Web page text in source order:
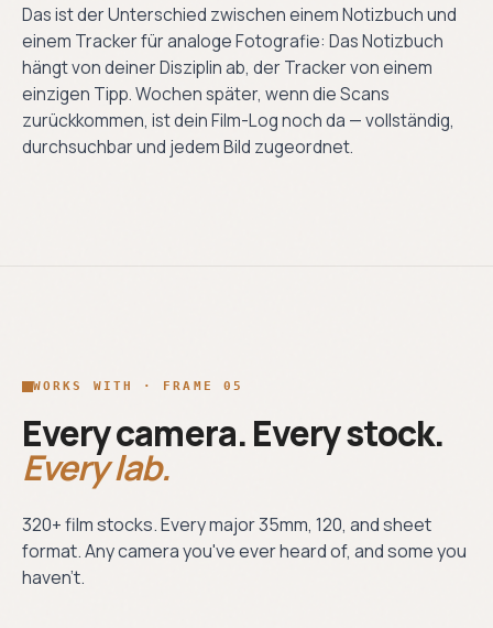
Das ist der Unterschied zwischen einem Notizbuch und
einem Tracker für analoge Fotografie: Das Notizbuch
hängt von deiner Disziplin ab, der Tracker von einem
einzigen Tipp. Wochen später, wenn die Scans
zurückkommen, ist dein Film-Log noch da — vollständig,
durchsuchbar und jedem Bild zugeordnet.
WORKS WITH · FRAME 05
Every camera. Every stock.
Every lab.
320+ film stocks. Every major 35mm, 120, and sheet
format. Any camera you've ever heard of, and some you
haven't.